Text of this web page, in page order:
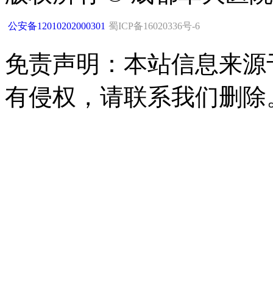
公安备12010202000301 蜀ICP备16020336号-6
免责声明：本站信息来
有侵权，请联系我们删除